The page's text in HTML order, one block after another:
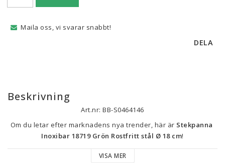
Maila oss, vi svarar snabbt!
DELA
Beskrivning
Art.nr: BB-S0464146
Om du letar efter marknadens nya trender, här är Stekpanna
Inoxibar 18719 Grön Rostfritt stål Ø 18 cm!
Färg: Grön
VISA MER